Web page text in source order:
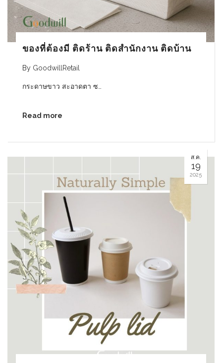
ของที่ต้องมี ติดร้าน ติดสำนักงาน ติดบ้าน
By GoodwillRetail
กระดาษขาว สะอาดตา​ ซ…
Read more
ส.ค.
19
2025